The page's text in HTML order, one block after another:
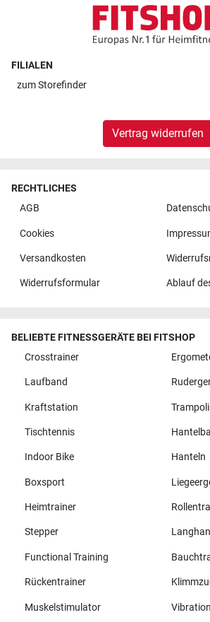
FILIALEN
zumStorefinder
Vertrag widerrufen
RECHTLICHES
AGB
Cookies
Versandkosten
Widerrufsformular Ablauf
BELIEBTE FITNESSGERÄTE BEI FITSHOP
Crosstrainer
Laufband
Kraftstation
Tischtennis
Indoor Bike Hanteln
Boxsport
Heimtrainer
Stepper
Functional Training
Rückentrainer
Muskelstimulator